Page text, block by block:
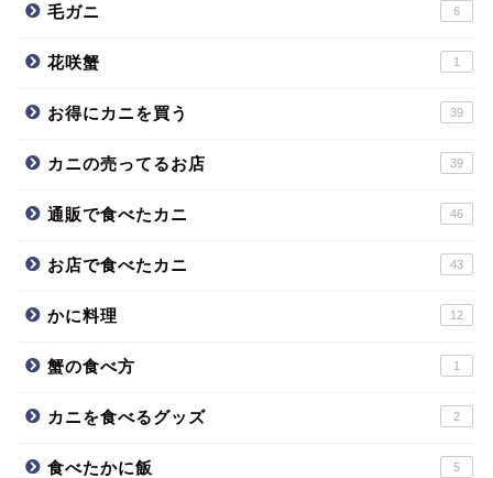
毛ガニ 6
花咲蟹 1
お得にカニを買う 39
カニの売ってるお店 39
通販で食べたカニ 46
お店で食べたカニ 43
かに料理 12
蟹の食べ方 1
カニを食べるグッズ 2
食べたかに飯 5